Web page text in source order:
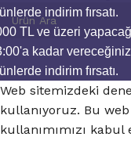
indirim fırsatı.
TL ve üzeri
kadar
indirim fırsatı.
Web sitemizdeki
kullanıyoruz. Bu
kullanımımızı